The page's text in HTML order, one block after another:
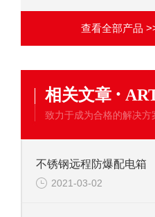
查看全部产品
相关文章 ·
致力于成为合格的解决方
不锈钢远程防爆配电箱
2021-03-02